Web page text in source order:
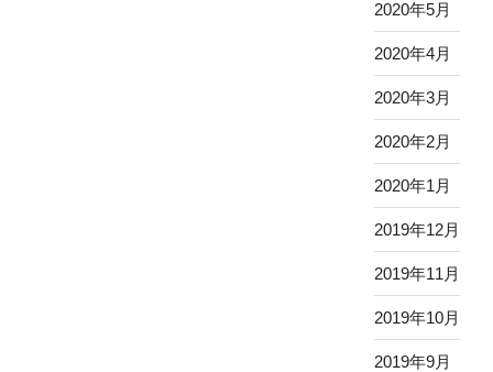
2020年5月
2020年4月
2020年3月
2020年2月
2020年1月
2019年12月
2019年11月
2019年10月
2019年9月